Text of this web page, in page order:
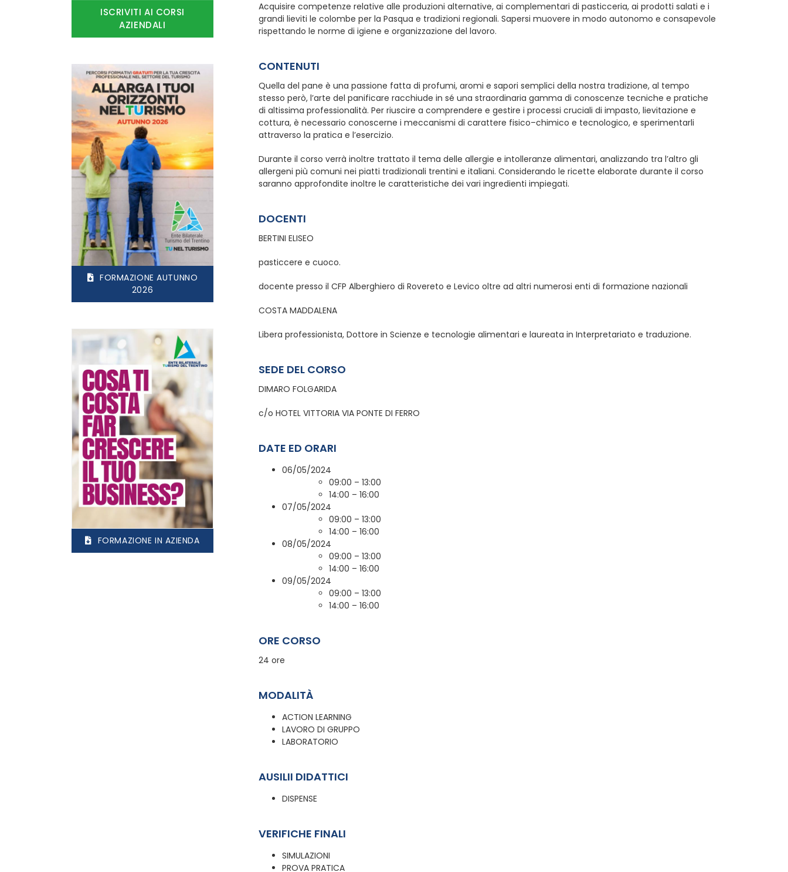
ISCRIVITI AI CORSI
AZIENDALI
FORMAZIONE AUTUNNO
2026
FORMAZIONE IN AZIENDA
Acquisire competenze relative alle produzioni alternative, ai complementari di pasticceria, ai prodotti salati e i
grandi lieviti le colombe per la Pasqua e tradizioni regionali. Sapersi muovere in modo autonomo e consapevole
rispettando le norme di igiene e organizzazione del lavoro.
CONTENUTI
Quella del pane è una passione fatta di profumi, aromi e sapori semplici della nostra tradizione, al tempo
stesso però, l’arte del panificare racchiude in sé una straordinaria gamma di conoscenze tecniche e pratiche
di altissima professionalità. Per riuscire a comprendere e gestire i processi cruciali di impasto, lievitazione e
cottura, è necessario conoscerne i meccanismi di carattere fisico–chimico e tecnologico, e sperimentarli
attraverso la pratica e l’esercizio.
Durante il corso verrà inoltre trattato il tema delle allergie e intolleranze alimentari, analizzando tra l’altro gli
allergeni più comuni nei piatti tradizionali trentini e italiani. Considerando le ricette elaborate durante il corso
saranno approfondite inoltre le caratteristiche dei vari ingredienti impiegati.
DOCENTI
BERTINI ELISEO
pasticcere e cuoco.
docente presso il CFP Alberghiero di Rovereto e Levico oltre ad altri numerosi enti di formazione nazionali
COSTA MADDALENA
Libera professionista, Dottore in Scienze e tecnologie alimentari e laureata in Interpretariato e traduzione.
SEDE DEL CORSO
DIMARO FOLGARIDA
c/o HOTEL VITTORIA VIA PONTE DI FERRO
DATE ED ORARI
06/05/2024
09:00 – 13:00
14:00 – 16:00
07/05/2024
09:00 – 13:00
14:00 – 16:00
08/05/2024
09:00 – 13:00
14:00 – 16:00
09/05/2024
09:00 – 13:00
14:00 – 16:00
ORE CORSO
24 ore
MODALITÀ
ACTION LEARNING
LAVORO DI GRUPPO
LABORATORIO
AUSILII DIDATTICI
DISPENSE
VERIFICHE FINALI
SIMULAZIONI
PROVA PRATICA